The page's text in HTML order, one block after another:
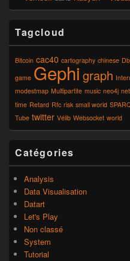
Tagcloud
Bitcoin cac40 cartography chinese
game Gephi graph
modestmap Multipartite music neo4j
time Retard Rfc risk small world
Tube twitter Vélib Websocket world
Catégories
Analysis
Data Visualisation
Datart
Let's Play
Non classé
System
Tutorial